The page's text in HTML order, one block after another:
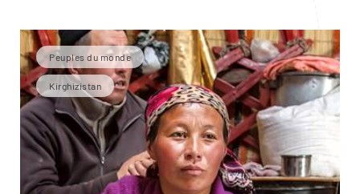
Peuples du monde
Kirghizistan